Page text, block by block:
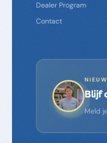
Dealer Program
Contact
Blijf
Meld